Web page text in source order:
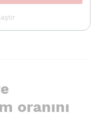
oranını